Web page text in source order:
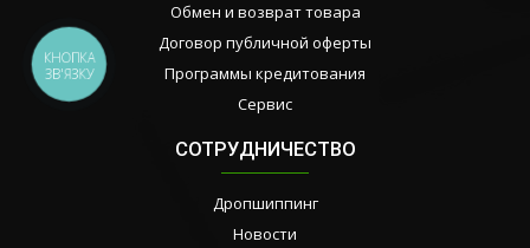
Обмен и возврат товара
Договор публичной оферты
Программы кредитования
Сервис
СОТРУДНИЧЕСТВО
Дропшиппинг
Новости
КНОПКА
ЗВ'ЯЗКУ